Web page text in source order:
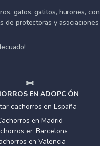
gatos, gatitos, hurones,
de protectoras y
EN ADOPCIÓN
cachorros en España
en Madrid
en Barcelona
en Valencia